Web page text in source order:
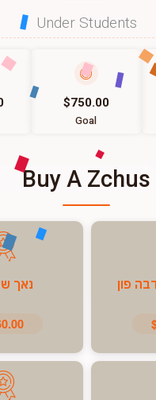
Under Students
$750.00
Goal
Buy A Zchus
פון נאך